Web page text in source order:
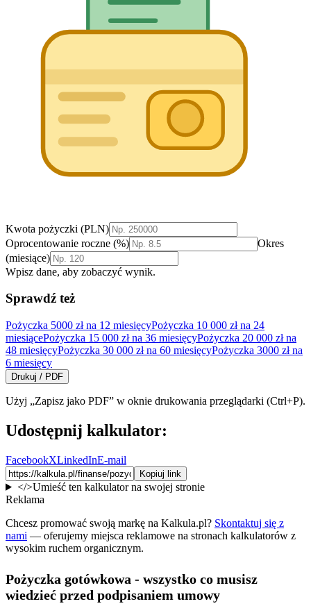
Kwota pożyczki (PLN)
Oprocentowanie roczne (%)
Okres
(miesiące)
Wpisz dane, aby zobaczyć wynik.
Sprawdź też
Pożyczka 5000 zł na 12 miesięcyPożyczka 10 000 zł na 24
miesiącePożyczka 15 000 zł na 36 miesięcyPożyczka 20 000 zł na
48 miesięcyPożyczka 30 000 zł na 60 miesięcyPożyczka 3000 zł na
6 miesięcy
Drukuj / PDF
Użyj „Zapisz jako PDF” w oknie drukowania przeglądarki (Ctrl+P).
Udostępnij kalkulator:
FacebookXLinkedInE-mail
Kopiuj link
</>Umieść ten kalkulator na swojej stronie
Reklama
Chcesz promować swoją markę na Kalkula.pl? Skontaktuj się z
nami — oferujemy miejsca reklamowe na stronach kalkulatorów z
wysokim ruchem organicznym.
Pożyczka gotówkowa - wszystko co musisz
wiedzieć przed podpisaniem umowy